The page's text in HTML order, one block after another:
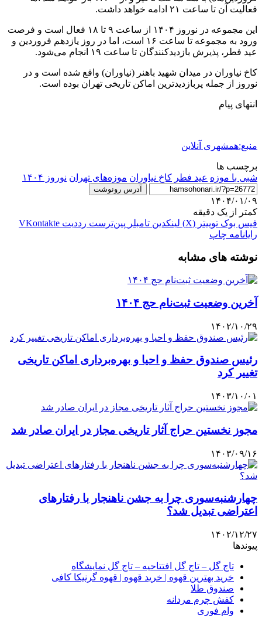
فعالیت آن تا ساعت ۲۱ ادامه خواهد داشت.
این مجموعه در نوروز ۱۴۰۴ از ساعت ۹ تا ۱۸ فعال است و فرصت
ورود به مجموعه تا ساعت ۱۶ است، اما در روز یازدهم فروردین و
عید فطر، پذیرش بازدیدکنندگان تا ساعت ۱۹ انجام می‌شود.
کاخ نیاوران در میدان شهید باهنر (نیاوران) واقع شده است و در
نوروز از جمله پربازدیدترین اماکن تاریخی تهران بوده است.
انتهای پیام
منبع:همشهری آنلاین
برچسب ها
شبی با موزه عيد فطر كاخ نياوران موزه‌های تهران نوروز ۱۴۰۴
آدرس رونوشت
۱۴۰۴/۰۱/۰۹
کمتر از یک دقیقه
فیس بوک توییتر (X) لینکدین ‫تامبلر ‫پین‌ترست ‫رددیت ‫VKontakte
رایانامه چاپ
نوشته های مشابه
آخرین وضعیت ثبت‌نام حج ۱۴۰۴
۱۴۰۲/۱۰/۲۹
رئیس صندوق حفظ و احیا و بهره‌برداری اماکن تاریخی
تغییر کرد
۱۴۰۳/۱۰/۰۱
مجوز نخستین حراج آثار تاریخی مجاز در ایران صادر شد
۱۴۰۳/۰۹/۱۶
چهارشنبه‌سوری چرا به جشن ناهنجار با رفتارهای
اعتراضی تبدیل شد؟
۱۴۰۲/۱۲/۲۷
پیوندها
تاج گل – تاج گل افتتاحیه – تاج گل نمایشگاه
خرید بهترین قهوه | خرید قهوه | قهوه گرنیکا کافی
صندوق طلا
کفش چرم مردانه
وام فوری